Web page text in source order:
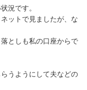
況です。
ットで見ましたが、な
としも私の口座からで
うようにして夫などの